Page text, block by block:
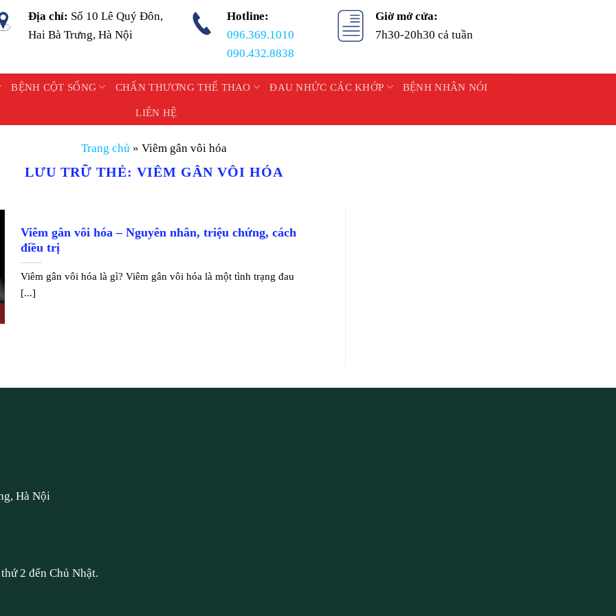
Địa chỉ: Số 10 Lê Quý Đôn,
Hai Bà Trưng, Hà Nội
Hotline:
096.369.1010
090.432.8838
Giờ mở cửa:
7h30-20h30 cả tuần
BỆNH CỘT SỐNG CHẤN THƯƠNG THỂ THAO ĐAU NHỨC CÁC KHỚP BỆNH NHÂN NÓI
LIÊN HỆ
Trang chủ » Viêm gân vôi hóa
LƯU TRỮ THẺ:VIÊM GÂN VÔI HÓA
Viêm gân vôi hóa – Nguyên nhân, triệu chứng, cách
điều trị
Viêm gân vôi hóa là gì? Viêm gân vôi hóa là một tình trạng đau
[...]
Hà Nội
2 đến Chủ Nhật.